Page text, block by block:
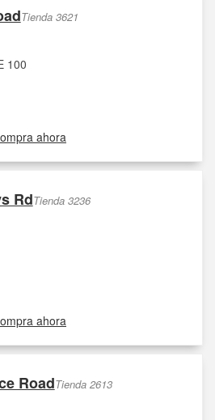
Tienda 3621
100
ahora
RdTienda 3236
ahora
RoadTienda 2613